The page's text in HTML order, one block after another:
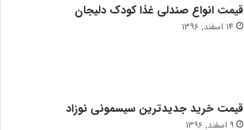
قیمت انواع صندلی غذا کودک دلیجان
14 اسفند, 1396
قیمت خرید جدیدترین سیسمونی نوزاد
9 اسفند, 1396